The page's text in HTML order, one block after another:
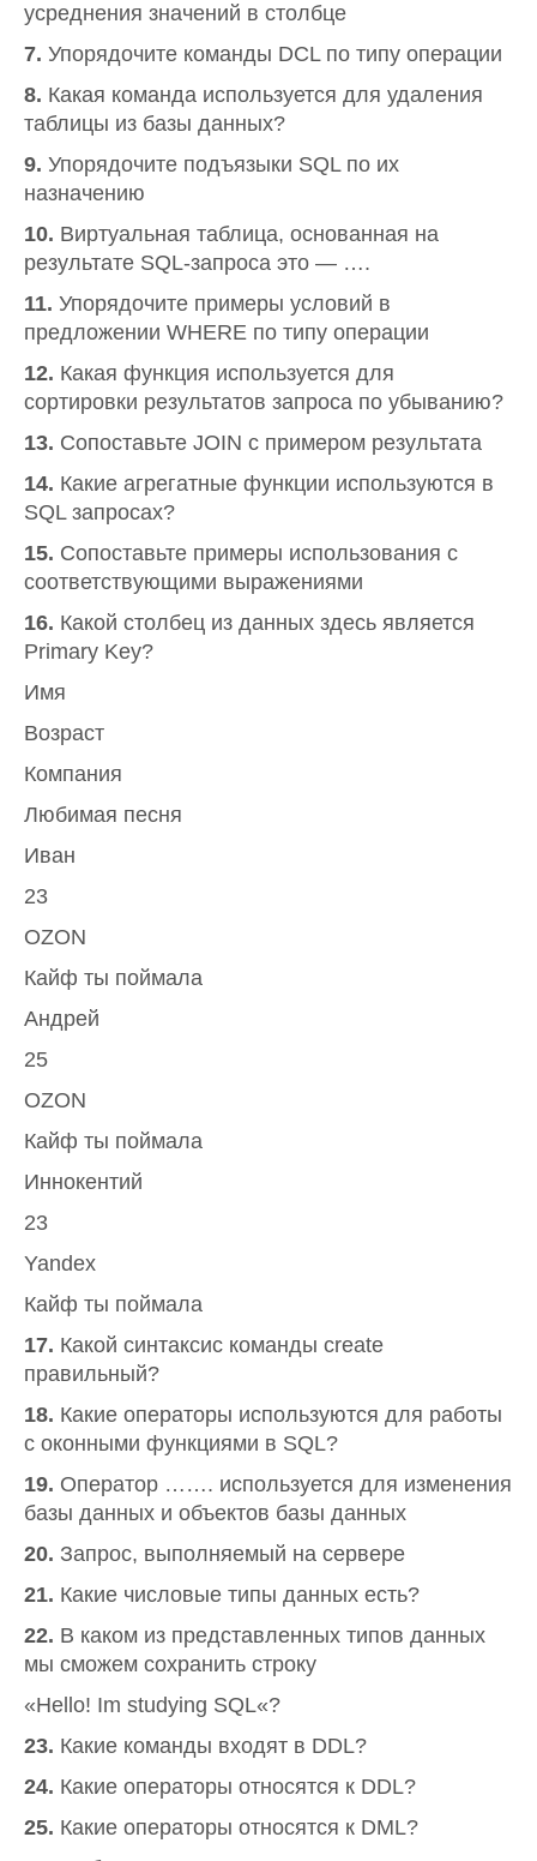
усреднения значений в столбце
7. Упорядочите команды DCL по типу операции
8. Какая команда используется для удаления
таблицы из базы данных?
9. Упорядочите подъязыки SQL по их
назначению
10. Виртуальная таблица, основанная на
результате SQL-запроса это — ….
11. Упорядочите примеры условий в
предложении WHERE по типу операции
12. Какая функция используется для
сортировки результатов запроса по убыванию?
13. Сопоставьте JOIN с примером результата
14. Какие агрегатные функции используются в
SQL запросах?
15. Сопоставьте примеры использования с
соответствующими выражениями
16. Какой столбец из данных здесь является
Primary Key?
Имя
Возраст
Компания
Любимая песня
Иван
23
OZON
Кайф ты поймала
Андрей
25
OZON
Кайф ты поймала
Иннокентий
23
Yandex
Кайф ты поймала
17. Какой синтаксис команды create
правильный?
18. Какие операторы используются для работы
с оконными функциями в SQL?
19. Оператор ……. используется для изменения
базы данных и объектов базы данных
20. Запрос, выполняемый на сервере
21. Какие числовые типы данных есть?
22. В каком из представленных типов данных
мы сможем сохранить строку
«Hello! Im studying SQL«?
23. Какие команды входят в DDL?
24. Какие операторы относятся к DDL?
25. Какие операторы относятся к DML?